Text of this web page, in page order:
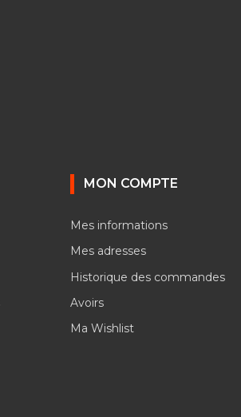
MON COMPTE
Mes informations
Mes adresses
Historique des commandes
Avoirs
Ma Wishlist